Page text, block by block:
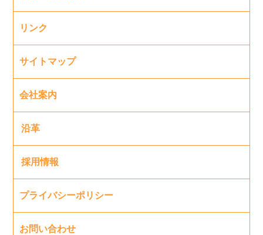
リンク
サイトマップ
会社案内
沿革
採用情報
プライバシーポリシー
お問い合わせ